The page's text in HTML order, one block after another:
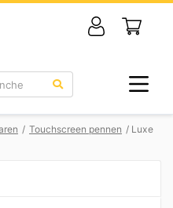
/ Touchscreen pennen / Luxe